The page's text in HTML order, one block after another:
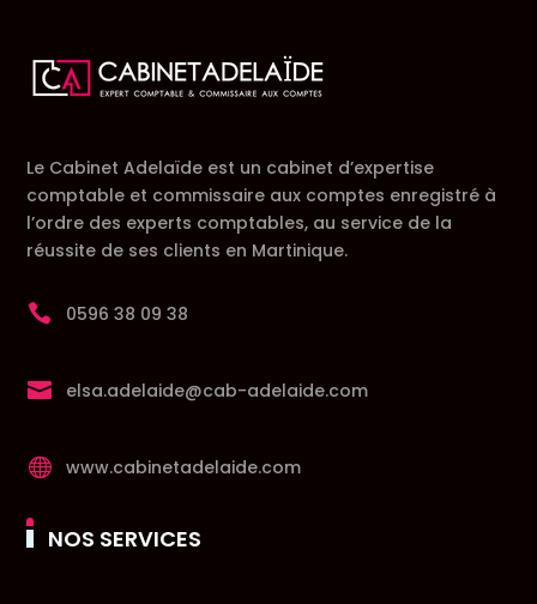
Le Cabinet Adelaïde est un cabinet d’expertise
comptable et commissaire aux comptes enregistré à
l’ordre des experts comptables, au service de la
réussite de ses clients en Martinique.
 0596 38 09 38
 elsa.adelaide@cab-adelaide.com
 www.cabinetadelaide.com
NOS SERVICES